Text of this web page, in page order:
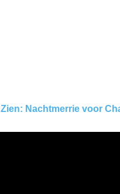
Zien: Nachtmerrie voor